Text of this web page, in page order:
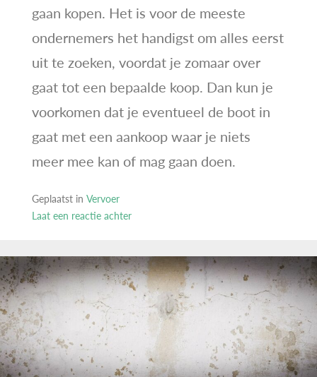
gaan kopen. Het is voor de meeste
ondernemers het handigst om alles eerst
uit te zoeken, voordat je zomaar over
gaat tot een bepaalde koop. Dan kun je
voorkomen dat je eventueel de boot in
gaat met een aankoop waar je niets
meer mee kan of mag gaan doen.
Geplaatst in Vervoer
Laat een reactie achter
vrachtwagen
kopen